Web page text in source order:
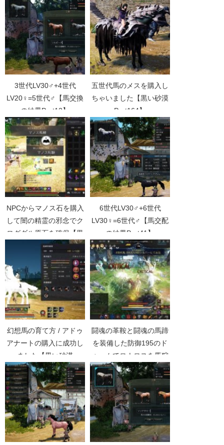
3世代LV30♂+4世代
LV20♀=5世代♂【馬交換
の結果Part12】
五世代馬のメスを購入し
ちゃいました【黒い砂漠
Part164】
NPCからマノス石を購入
して闇の精霊の邪念でク
ログダル原石を確保【黒
い砂漠Part2650】
6世代LV30♂+6世代
LV30♀=6世代♂【馬交配
の結果Part41】
幻想馬の育て方 / アドゥ
アナートの購入に成功し
ました【黒い砂漠
Part2250】
闘魂の革鞍と闘魂の馬蹄
を装備した防御195のド
ゥームでロナロスを馬狩
りしてみた【黒い砂漠
Part3617】